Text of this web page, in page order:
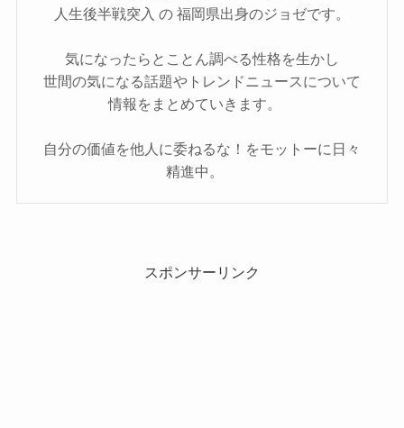
人生後半戦突入 の 福岡県出身のジョゼです。
気になったらとことん調べる性格を生かし
世間の気になる話題やトレンドニュースについて
情報をまとめていきます。
自分の価値を他人に委ねるな！をモットーに日々
精進中。
スポンサーリンク